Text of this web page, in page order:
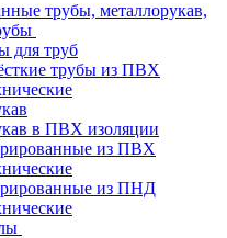
трубы, металлорукав,
для труб
трубы из ПВХ
в ПВХ изоляции
из ПВХ
из ПНД